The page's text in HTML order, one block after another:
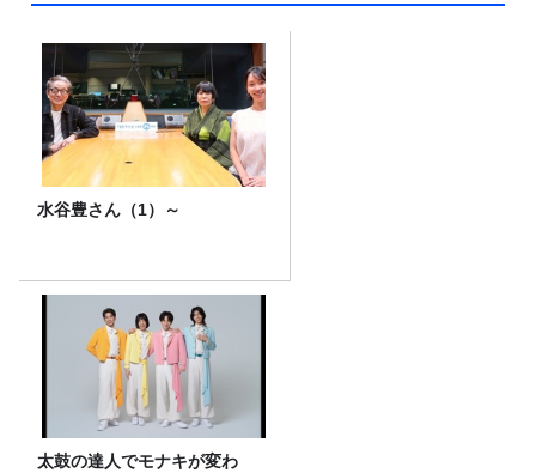
水谷豊さん（1）～
太鼓の達人でモナキが変わ